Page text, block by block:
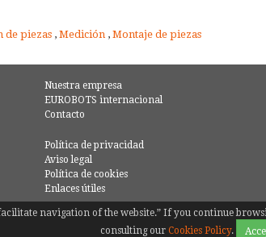
de piezas , Medición , Montaje de piezas
Nuestra empresa
EUROBOTS internacional
Contacto
Política de privacidad
Aviso legal
Política de cookies
Enlaces útiles
navigation of the website.” If you continue
consulting our Cookies Policy.